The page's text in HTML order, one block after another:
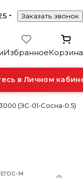
Заказать звонок
ИзбранноеКорзина
в Личном
(ЭС-01-Сосна-0.5)
М